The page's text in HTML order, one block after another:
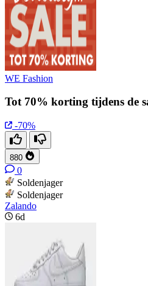
WE Fashion
Tot 70% korting tijdens de
-70%
880
0
Soldenjager
Soldenjager
Zalando
6d